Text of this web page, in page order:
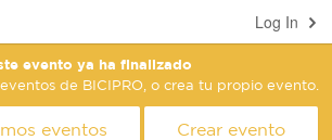
Log In
evento ya ha finalizado
de BICIPRO, o crea tu propio evento.
eventos Crear evento